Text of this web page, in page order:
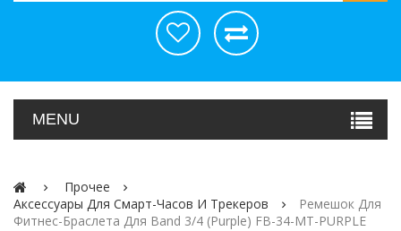
MENU
Прочее
Аксессуары Для Смарт-Часов И Трекеров
Ремешок Для
Фитнес-Браслета Для Band 3/4 (purple) FB-34-MT-PURPLE